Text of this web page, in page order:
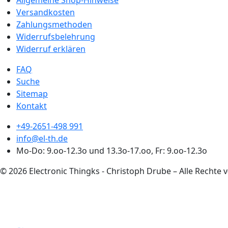
Versandkosten
Zahlungsmethoden
Widerrufsbelehrung
Widerruf erklären
FAQ
Suche
Sitemap
Kontakt
+49-2651-498 991
info@el-th.de
Mo-Do: 9.oo-12.3o und 13.3o-17.oo, Fr: 9.oo-12.3o
© 2026 Electronic Thingks - Christoph Drube – Alle Rechte